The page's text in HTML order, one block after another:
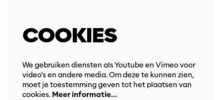
COOKIES
We gebruiken diensten als Youtube en Vimeo voor
video's en andere media. Om deze te kunnen zien,
moet je toestemming geven tot het plaatsen van
cookies. Meer informatie…